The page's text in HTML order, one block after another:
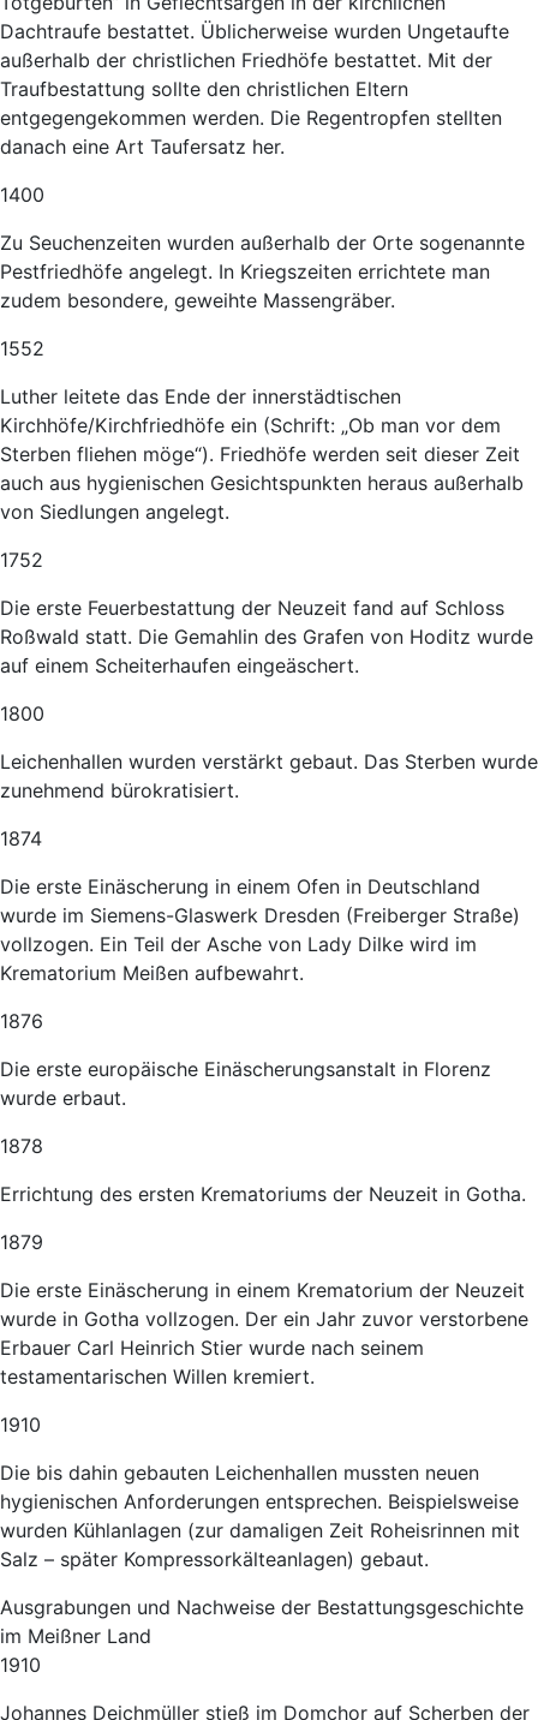
Dachtraufe bestattet. Üblicherweise wurden Ungetaufte
außerhalb der christlichen Friedhöfe bestattet. Mit der
Traufbestattung sollte den christlichen Eltern
entgegengekommen werden. Die Regentropfen stellten
danach eine Art Taufersatz her.
1400
Zu Seuchenzeiten wurden außerhalb der Orte sogenannte
Pestfriedhöfe angelegt. In Kriegszeiten errichtete man
zudem besondere, geweihte Massengräber.
1552
Luther leitete das Ende der innerstädtischen
Kirchhöfe/Kirchfriedhöfe ein (Schrift: „Ob man vor dem
Sterben fliehen möge“). Friedhöfe werden seit dieser Zeit
auch aus hygienischen Gesichtspunkten heraus außerhalb
von Siedlungen angelegt.
1752
Die erste Feuerbestattung der Neuzeit fand auf Schloss
Roßwald statt. Die Gemahlin des Grafen von Hoditz wurde
auf einem Scheiterhaufen eingeäschert.
1800
Leichenhallen wurden verstärkt gebaut. Das Sterben wurde
zunehmend bürokratisiert.
1874
Die erste Einäscherung in einem Ofen in Deutschland
wurde im Siemens-Glaswerk Dresden (Freiberger Straße)
vollzogen. Ein Teil der Asche von Lady Dilke wird im
Krematorium Meißen aufbewahrt.
1876
Die erste europäische Einäscherungsanstalt in Florenz
wurde erbaut.
1878
Errichtung des ersten Krematoriums der Neuzeit in Gotha.
1879
Die erste Einäscherung in einem Krematorium der Neuzeit
wurde in Gotha vollzogen. Der ein Jahr zuvor verstorbene
Erbauer Carl Heinrich Stier wurde nach seinem
testamentarischen Willen kremiert.
1910
Die bis dahin gebauten Leichenhallen mussten neuen
hygienischen Anforderungen entsprechen. Beispielsweise
wurden Kühlanlagen (zur damaligen Zeit Roheisrinnen mit
Salz – später Kompressorkälteanlagen) gebaut.
Ausgrabungen und Nachweise der Bestattungsgeschichte
im Meißner Land
1910
Johannes Deichmüller stieß im Domchor auf Scherben der